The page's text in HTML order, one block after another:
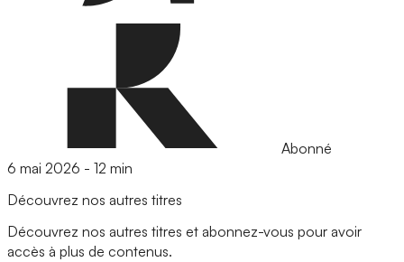
Abonné
6 mai 2026 - 12 min
Découvrez nos autres titres
Découvrez nos autres titres et abonnez-vous pour avoir
accès à plus de contenus.